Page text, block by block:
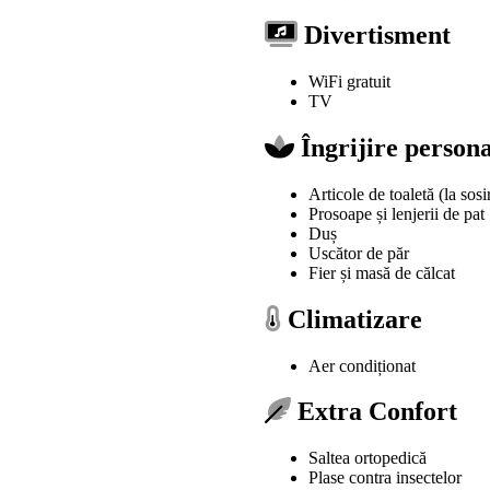
Divertisment
WiFi gratuit
TV
Îngrijire
Articole de toaletă (la
Prosoape și lenjerii de pat
Duș
Uscător de păr
Fier și masă de călcat
Climatizare
Aer condiționat
Extra Confort
Saltea ortopedică
Plase contra insectelor